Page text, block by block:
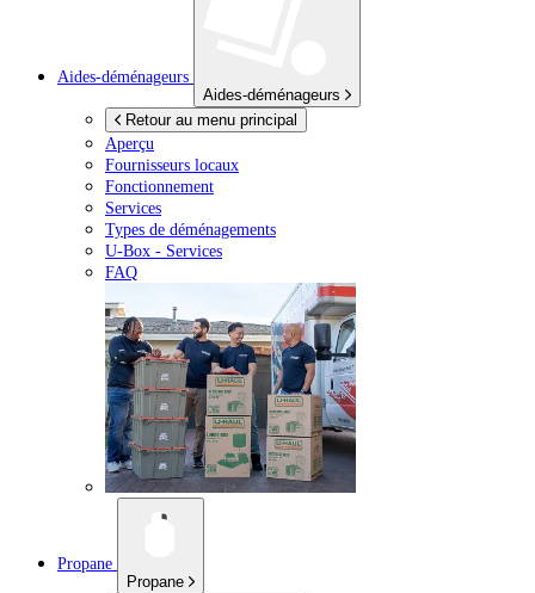
Aides-déménageurs
Aides-déménageurs
Retour au menu principal
Aperçu
Fournisseurs locaux
Fonctionnement
Services
Types de déménagements
U-Box - Services
FAQ
Propane
Propane